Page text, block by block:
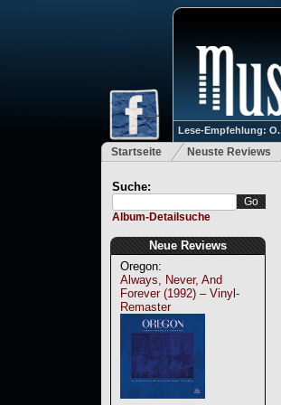
Lese-Empfehlung:
Startseite Neuste Reviews
Suche:
Album-Detailsuche
Neue Reviews
Oregon:
Always, Never, And
Forever (1992) – Vinyl-
Remaster